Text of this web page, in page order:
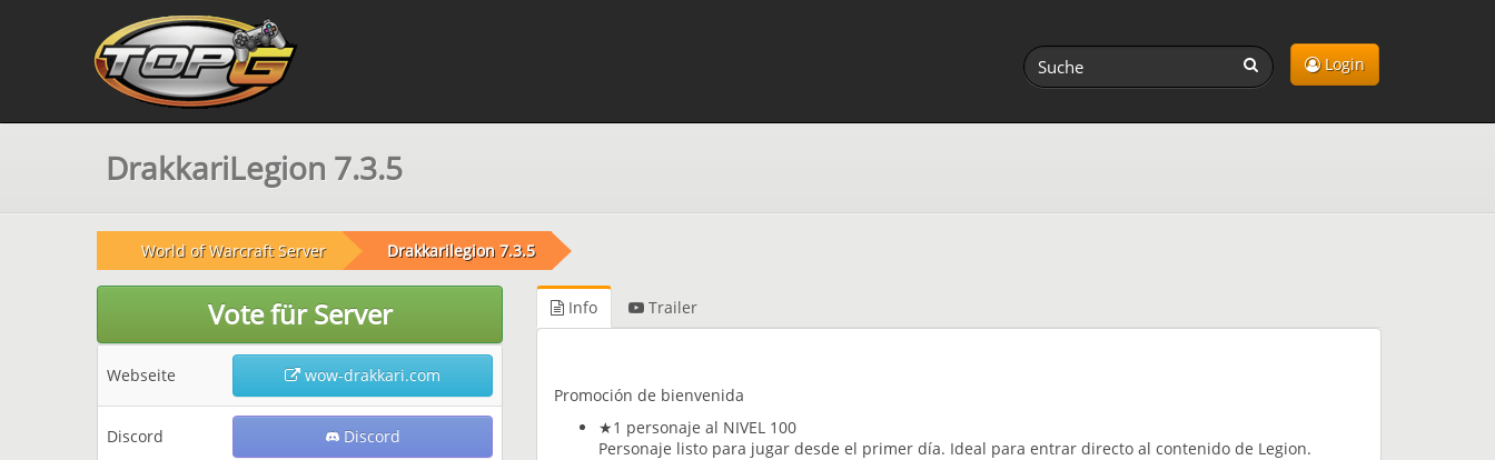
Login
DrakkariLegion 7.3.5
World of Warcraft Server Drakkarilegion 7.3.5
Vote für Server
Webseite wow-drakkari.com
Discord Discord
Info Trailer
Promoción de bienvenida
★1 personaje al NIVEL 100
Personaje listo para jugar desde el primer día. Ideal para entrar directo al contenido de Legion.